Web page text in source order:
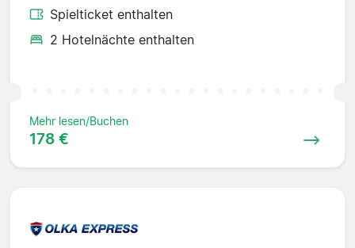
Spielticket enthalten
2 Hotelnächte enthalten
Mehr lesen/Buchen
178 €